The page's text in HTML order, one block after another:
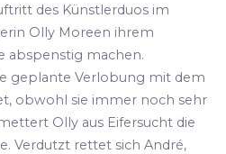
des Künstlerduos im
Olly Moreen ihrem
abspenstig machen.
geplante Verlobung mit dem
obwohl sie immer noch sehr
Olly aus Eifersucht die
Verdutzt rettet sich André,